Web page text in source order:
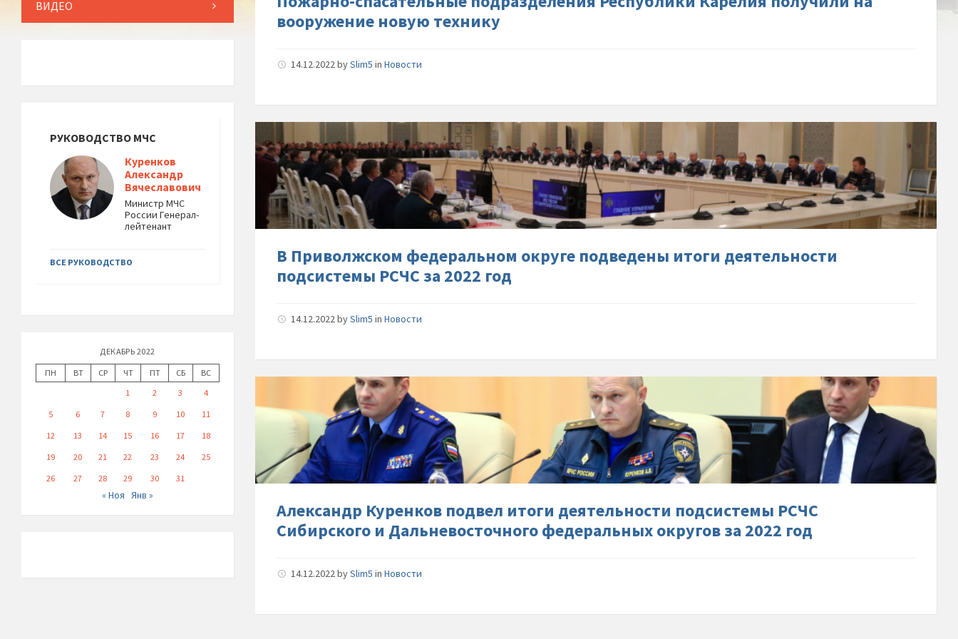
вооружение новую технику
14.12.2022bySlim5 inНовости
Приволжском-
федеральном-
округе-
подведены-
итоги-
деятельности-
подсистемы-
РСЧС-
В Приволжском федеральном округе подведены итоги деятельности
подсистемы РСЧС за 2022 год
14.12.2022bySlim5 inНовости
Александр-
Куренков-
подвел-
итоги-
деятельности-
подсистемы-
РСЧС-
Сибирского-
Дальневосточного-
Александр Куренков подвел итоги деятельности подсистемы РСЧС
Сибирского и Дальневосточного федеральных округов за 2022 год
14.12.2022bySlim5 inНовости
ВИДЕО
РУКОВОДСТВО МЧС
Куренков
Александр
Вячеславович
Министр МЧС
России Генерал-
лейтенант
ВСЕ РУКОВОДСТВО
ДЕКАБРЬ 2022
ПН
ВТ СР ЧТ ПТ СБ
ВС
1
2 3
4
5
6 7 8 9 10
11
12
13 14 15 16 17
18
19
20 21 22 23 24
25
26
27 28 29 30 31
« Ноя Янв »